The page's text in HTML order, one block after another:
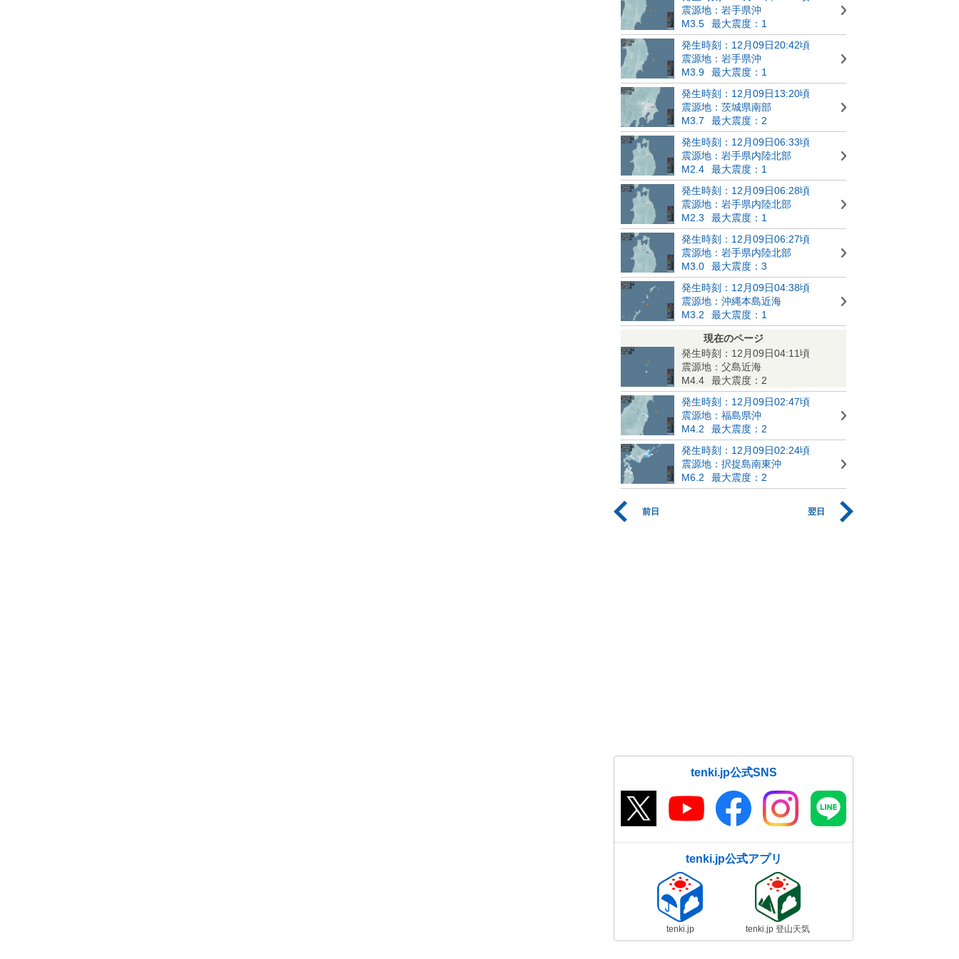
震源地：岩手県沖
M3.5
最大震度：1
発生時刻：12月09日20:42頃
震源地：岩手県沖
M3.9
最大震度：1
発生時刻：12月09日13:20頃
震源地：茨城県南部
M3.7
最大震度：2
発生時刻：12月09日06:33頃
震源地：岩手県内陸北部
M2.4
最大震度：1
発生時刻：12月09日06:28頃
震源地：岩手県内陸北部
M2.3
最大震度：1
発生時刻：12月09日06:27頃
震源地：岩手県内陸北部
M3.0
最大震度：3
発生時刻：12月09日04:38頃
震源地：沖縄本島近海
M3.2
最大震度：1
現在のページ
発生時刻：12月09日04:11頃
震源地：父島近海
M4.4
最大震度：2
発生時刻：12月09日02:47頃
震源地：福島県沖
M4.2
最大震度：2
発生時刻：12月09日02:24頃
震源地：択捉島南東沖
M6.2
最大震度：2
前日 翌日
tenki.jp公式SNS
tenki.jp公式アプリ
tenki.jp tenki.jp 登山天気